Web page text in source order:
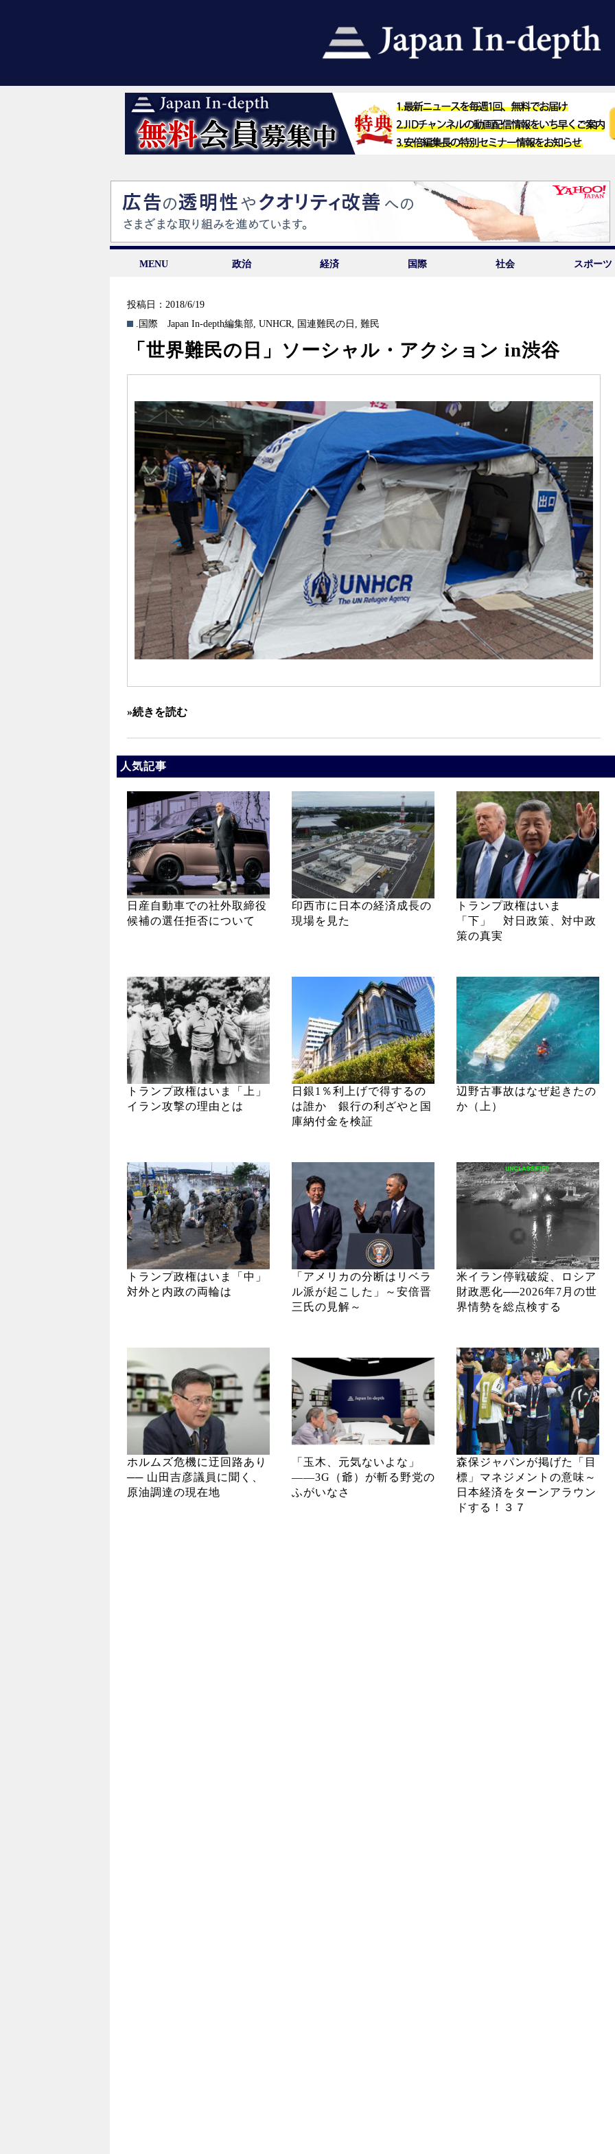
MENU 政治 経済 国際 社会 スポーツ
投稿日：2018/6/19
.国際
Japan In-depth編集部,UNHCR, 国連難民の日 ,難民
「世界難民の日」ソーシャル・アクション in渋谷
»続きを読む
人気記事
日産自動車での社外取締役
候補の選任拒否について
印西市に日本の経済成長の
現場を見た
トランプ政権はいま
「下」 対日政策、対中政
策の真実
トランプ政権はいま「上」
イラン攻撃の理由とは
日銀1％利上げで得するの
は誰か 銀行の利ざやと国
庫納付金を検証
辺野古事故はなぜ起きたの
か（上）
トランプ政権はいま「中」
対外と内政の両輪は
「アメリカの分断はリベラ
ル派が起こした」～安倍晋
三氏の見解～
米イラン停戦破綻、ロシア
財政悪化──2026年7月の世
界情勢を総点検する
ホルムズ危機に迂回路あり
── 山田吉彦議員に聞く、
原油調達の現在地
「玉木、元気ないよな」
――3G（爺）が斬る野党の
ふがいなさ
森保ジャパンが掲げた「目
標」マネジメントの意味～
日本経済をターンアラウン
ドする！３７